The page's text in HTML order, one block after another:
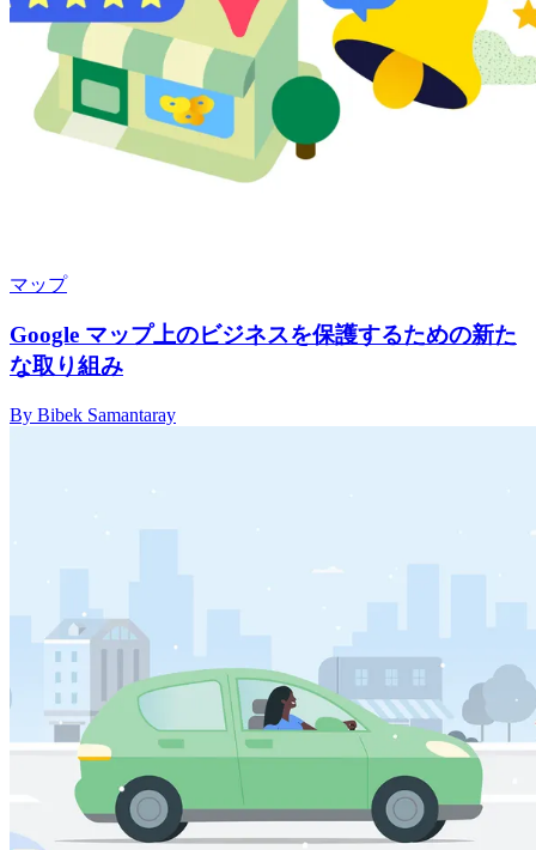
マップ
Google マップ上のビジネスを保護するための新た
な取り組み
By Bibek Samantaray